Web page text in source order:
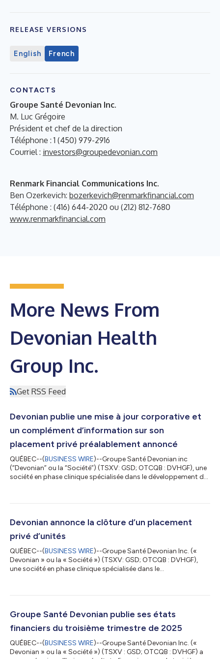
RELEASE VERSIONS
English French
CONTACTS
Groupe Santé Devonian Inc.
M. Luc Grégoire
Président et chef de la direction
Téléphone : 1 (450) 979-2916
Courriel : investors@groupedevonian.com
Renmark Financial Communications Inc.
Ben Ozerkevich: bozerkevich@renmarkfinancial.com
Téléphone : (416) 644-2020 ou (212) 812-7680
www.renmarkfinancial.com
More News From
Devonian Health
Group Inc.
Get RSS Feed
Devonian publie une mise à jour corporative et
un complément d’information sur son
placement privé préalablement annoncé
QUÉBEC--(BUSINESS WIRE)--Groupe Santé Devonian inc
(“Devonian” ou la “Société”) (TSXV: GSD; OTCQB : DVHGF), une
société en phase clinique spécialisée dans le développement de
pipeline en pleine expansion au service de besoins médicaux non
l’autre de Thykamine™ a été confirmée grâce à des techniques
Devonian annonce la clôture d’un placement
privé d’unités
QUÉBEC--(BUSINESS WIRE)--Groupe Santé Devonian Inc. («
Devonian » ou la « Société ») (TSXV: GSD; OTCQB : DVHGF),
une société en phase clinique spécialisée dans le
l’entremise d’un courtier pour un produit brut total de 2 272
l’émission de 15 153 332 unités de la Société (les « Unités ») au
prix de 0,15 $ par Unité. Chaque Uni...
Groupe Santé Devonian publie ses états
financiers du troisième trimestre de 2025
QUÉBEC--(BUSINESS WIRE)--Groupe Santé Devonian Inc. («
Devonian » ou la « Société ») (TSXV : GSD; OTCQB : DVHGF) a